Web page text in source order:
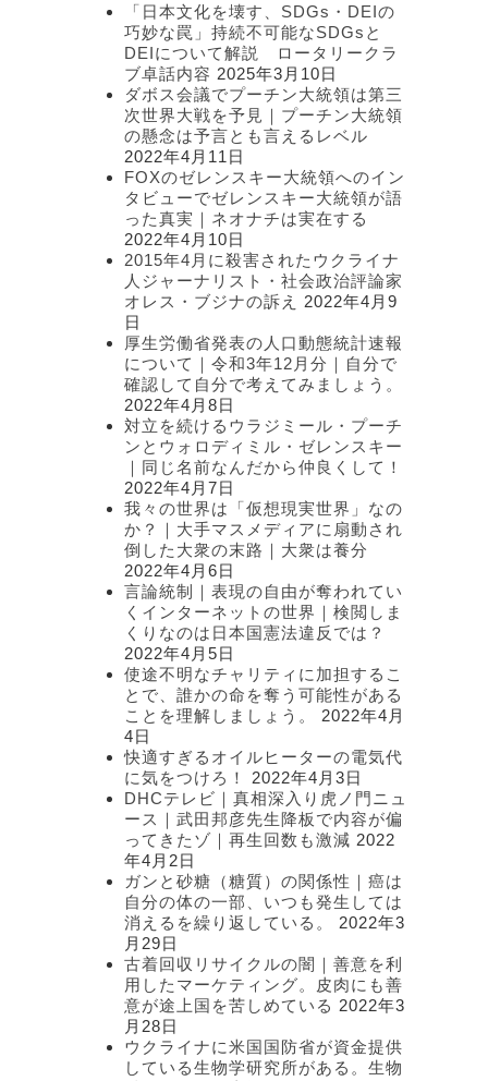
「日本文化を壊す、SDGs・DEIの
巧妙な罠」持続不可能なSDGsと
DEIについて解説 ロータリークラ
ブ卓話内容 2025年3月10日
ダボス会議でプーチン大統領は第三
次世界大戦を予見｜プーチン大統領
の懸念は予言とも言えるレベル
2022年4月11日
FOXのゼレンスキー大統領へのイン
タビューでゼレンスキー大統領が語
った真実｜ネオナチは実在する
2022年4月10日
2015年4月に殺害されたウクライナ
人ジャーナリスト・社会政治評論家
オレス・ブジナの訴え
2022年4月9
日
厚生労働省発表の人口動態統計速報
について｜令和3年12月分｜自分で
確認して自分で考えてみましょう。
2022年4月8日
対立を続けるウラジミール・プーチ
ンとウォロディミル・ゼレンスキー
｜同じ名前なんだから仲良くして！
2022年4月7日
我々の世界は「仮想現実世界」なの
か？｜大手マスメディアに扇動され
倒した大衆の末路｜大衆は養分
2022年4月6日
言論統制｜表現の自由が奪われてい
くインターネットの世界｜検閲しま
くりなのは日本国憲法違反では？
2022年4月5日
使途不明なチャリティに加担するこ
とで、誰かの命を奪う可能性がある
ことを理解しましょう。
2022年4月
4日
快適すぎるオイルヒーターの電気代
に気をつけろ！
2022年4月3日
DHCテレビ｜真相深入り虎ノ門ニュ
ース｜武田邦彦先生降板で内容が偏
ってきたゾ｜再生回数も激減 2022
年4月2日
ガンと砂糖（糖質）の関係性｜癌は
自分の体の一部、いつも発生しては
消えるを繰り返している。
2022年3
月29日
古着回収リサイクルの闇｜善意を利
用したマーケティング。皮肉にも善
意が途上国を苦しめている 2022年3
月28日
ウクライナに米国国防省が資金提供
している生物学研究所がある。生物